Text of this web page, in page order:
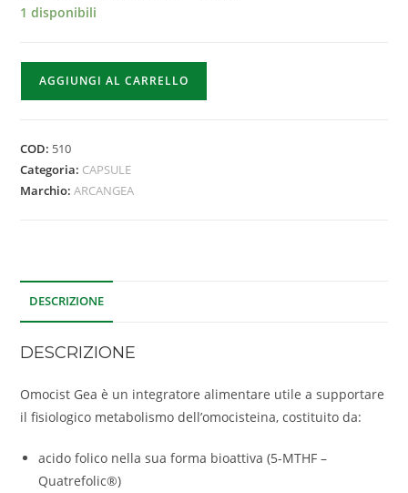
1 disponibili
AGGIUNGI AL CARRELLO
COD: 510
Categoria: CAPSULE
Marchio:ARCANGEA
DESCRIZIONE
DESCRIZIONE
Omocist Gea è un integratore alimentare utile a supportare
il fisiologico metabolismo dell’omocisteina, costituito da:
acido folico nella sua forma bioattiva (5-MTHF –
Quatrefolic®)